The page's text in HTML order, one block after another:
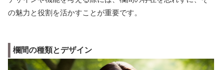
の魅力と役割を活かすことが重要です。
欄間の種類とデザイン